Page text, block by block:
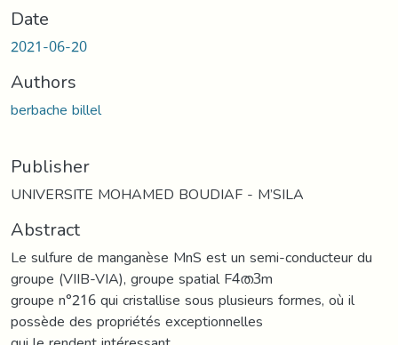
Date
2021-06-20
Authors
berbache billel
Publisher
UNIVERSITE MOHAMED BOUDIAF - M’SILA
Abstract
Le sulfure de manganèse MnS est un semi-conducteur du
groupe (VIIB-VIA), groupe spatial F4ത3m
groupe n°216 qui cristallise sous plusieurs formes, où il
possède des propriétés exceptionnelles